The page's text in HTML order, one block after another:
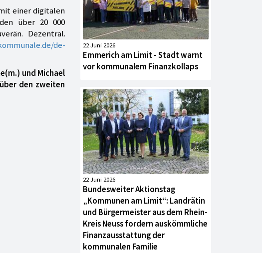
einer digitalen
über 20 000
Dezentral.
de-
und Michael
den zweiten
22 Juni 2026
Emmerich am Limit - Stadt warnt
vor kommunalem Finanzkollaps
22 Juni 2026
Bundesweiter Aktionstag
„Kommunen am Limit“: Landrätin
und Bürgermeister aus dem Rhein-
Kreis Neuss fordern auskömmliche
Finanzausstattung der
kommunalen Familie